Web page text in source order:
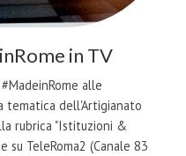
in TV
alle
tematica dell'Artigianato
rubrica "Istituzioni &
TeleRoma2 (Canale 83